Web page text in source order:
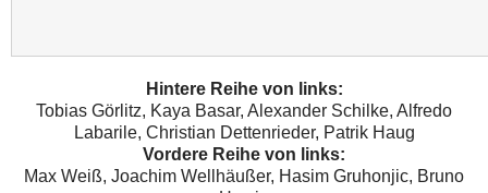
Hintere Reihe von links:
Tobias Görlitz, Kaya Basar, Alexander Schilke, Alfredo
Labarile, Christian Dettenrieder, Patrik Haug
Vordere Reihe von links:
Max Weiß, Joachim Wellhäußer, Hasim Gruhonjic, Bruno